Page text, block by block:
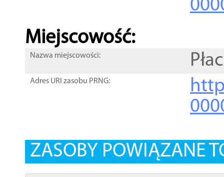
Miejscowość:
Nazwa miejscowości:
Adres URI zasobu PRNG:
ZASOBY POWIĄZANE